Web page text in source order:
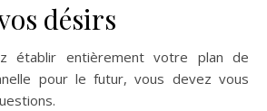
désirs
établir entièrement votre plan de
pour le futur, vous devez vous